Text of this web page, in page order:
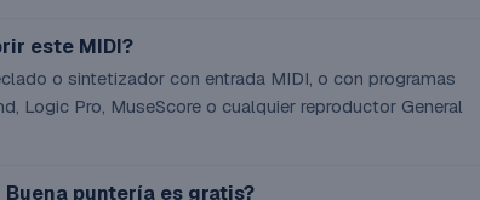
este MIDI?
o sintetizador con entrada MIDI, o con programas
Logic Pro, MuseScore o cualquier reproductor General
Buena puntería es gratis?